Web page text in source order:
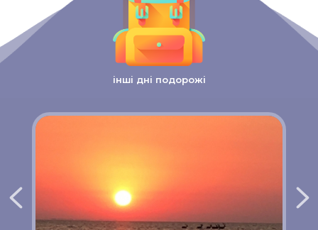
інші дні подорожі